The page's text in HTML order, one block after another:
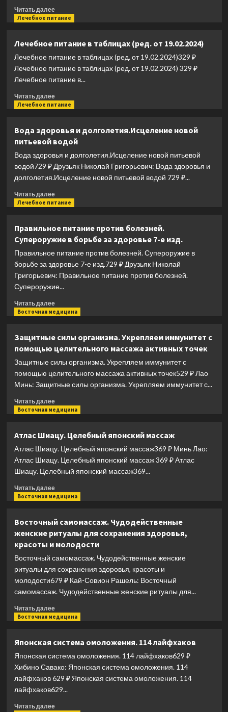
Читать далееПрочитать
больше
умом.
Как
перестать
и
установить
с
едой
/
(мягк).
Олберс
С.
(Диля)
Лечебное питание
Лечебное питание в таблицах (ред. от 19.02.2024)
Лечебное питание в таблицах (ред. от 19.02.2024)329 ₽
Лечебное питание в таблицах (ред. от 19.02.2024) 329 ₽
Лечебное питание в...
Читать далееПрочитать
больше
питание
в
таблицах
(ред.
от
19.02.2024)
Лечебное питание
Вода здоровья и долголетия.Исцеление новой
питьевой водой
Вода здоровья и долголетия.Исцеление новой питьевой
водой729 ₽ Друзьяк Николай Григорьевич: Вода здоровья и
долголетия.Исцеление новой питьевой водой 729 ₽...
Читать далееПрочитать
больше
здоровья
и
долголетия.Исцеление
питьевой
водой
Лечебное питание
Правильное питание против болезней.
Супероружие в борьбе за здоровье 7-е изд.
Правильное питание против болезней. Супероружие в
борьбе за здоровье 7-е изд.729 ₽ Друзьяк Николай
Григорьевич: Правильное питание против болезней.
Супероружие...
Читать далееПрочитать
больше
питание
против
болезней.
борьбе
за
здоровье
изд.
Восточная медицина
Защитные силы организма. Укрепляем иммунитет с
помощью целительного массажа активных точек
Защитные силы организма. Укрепляем иммунитет с
помощью целительного массажа активных точек529 ₽ Лао
Минь: Защитные силы организма. Укрепляем иммунитет с...
Читать далееПрочитать
больше
силы
организма.
Укрепляем
иммунитет
помощью
целительного
точек
Восточная медицина
Атлас Шиацу. Целебный японский массаж
Атлас Шиацу. Целебный японский массаж369 ₽ Минь Лао:
Атлас Шиацу. Целебный японский массаж 369 ₽ Атлас
Шиацу. Целебный японский массаж369...
Читать далееПрочитать
больше
Шиацу.
Целебный
японский
Восточная медицина
Восточный самомассаж. Чудодейственные
женские ритуалы для сохранения здоровья,
красоты и молодости
Восточный самомассаж. Чудодейственные женские
ритуалы для сохранения здоровья, красоты и
молодости679 ₽ Кай-Совион Рашель: Восточный
самомассаж. Чудодейственные женские ритуалы для...
Читать далееПрочитать
больше
самомассаж.
Чудодейственные
женские
ритуалы
сохранения
здоровья,
Восточная медицина
Японская система омоложения. 114 лайфхаков
Японская система омоложения. 114 лайфхаков629 ₽
Хибино Савако: Японская система омоложения. 114
лайфхаков 629 ₽ Японская система омоложения. 114
лайфхаков629...
Читать далееПрочитать